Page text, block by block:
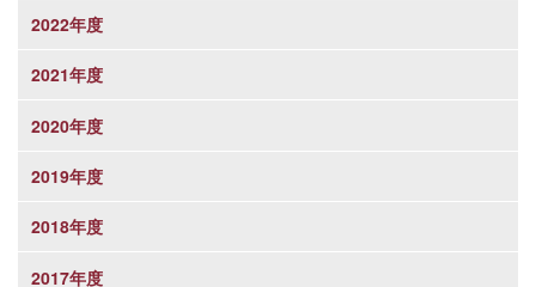
2022年度
2021年度
2020年度
2019年度
2018年度
2017年度